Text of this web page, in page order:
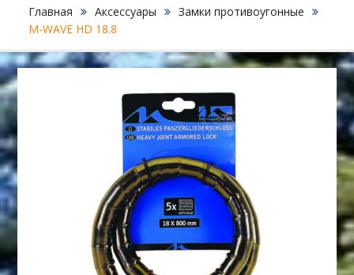
Главная Аксессуары
Замки противоугонные
M-WAVE HD 18.8